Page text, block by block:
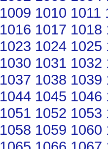
1009 1010 1011
1016 1017 1018
1023 1024 1025
1030 1031 1032
1037 1038 1039
1044 1045 1046
1051 1052 1053
1058 1059 1060